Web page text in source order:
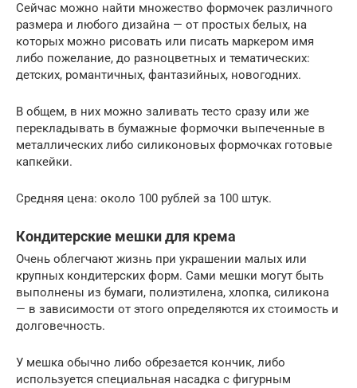
Сейчас можно найти множество формочек различного
размера и любого дизайна — от простых белых, на
которых можно рисовать или писать маркером имя
либо пожелание, до разноцветных и тематических:
детских, романтичных, фантазийных, новогодних.
В общем, в них можно заливать тесто сразу или же
перекладывать в бумажные формочки выпеченные в
металлических либо силиконовых формочках готовые
капкейки.
Средняя цена: около 100 рублей за 100 штук.
Кондитерские мешки для крема
Очень облегчают жизнь при украшении малых или
крупных кондитерских форм. Сами мешки могут быть
выполнены из бумаги, полиэтилена, хлопка, силикона
— в зависимости от этого определяются их стоимость и
долговечность.
У мешка обычно либо обрезается кончик, либо
используется специальная насадка с фигурным